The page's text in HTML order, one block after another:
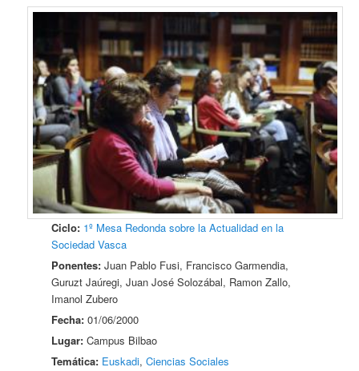
Ciclo: 1º Mesa Redonda sobre la Actualidad en la
Sociedad Vasca
Ponentes: Juan Pablo Fusi, Francisco Garmendia,
Guruzt Jaúregi, Juan José Solozábal, Ramon Zallo,
Imanol Zubero
Fecha: 01/06/2000
Lugar: Campus Bilbao
Temática: Euskadi,Ciencias Sociales